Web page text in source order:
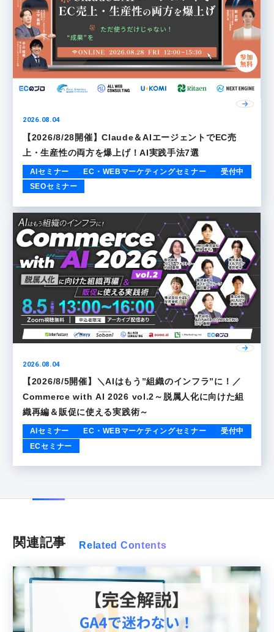
2026.08.04
【2026/8/28開催】Claude＆AIエージェントでEC売
上・生産性の両方を爆上げ！AI実践手法7選
AIセミナー EC・WEBマーケティングセミナー
受付中
SEOセミナー
2026.08.04
【2026/8/5開催】＼AIはもう”組織のインフラ”に！／
Commerce with AI 2026 vol.2～脱属人化に向けた組
織再編＆販促に使える実践術～
AIセミナー EC・WEBマーケティングセミナー
受付中
ECセミナー
関連記事 Related Contents